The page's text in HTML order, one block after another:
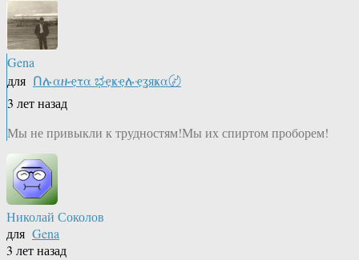
Gena
для Ոሉαዙҿτα ಭҿҝҿሉҿʓяҝα〄
3 лет назад
Мы не привыкли к трудностям!Мы их спиртом проборем!
Николай Соколов
для Gena
3 лет назад